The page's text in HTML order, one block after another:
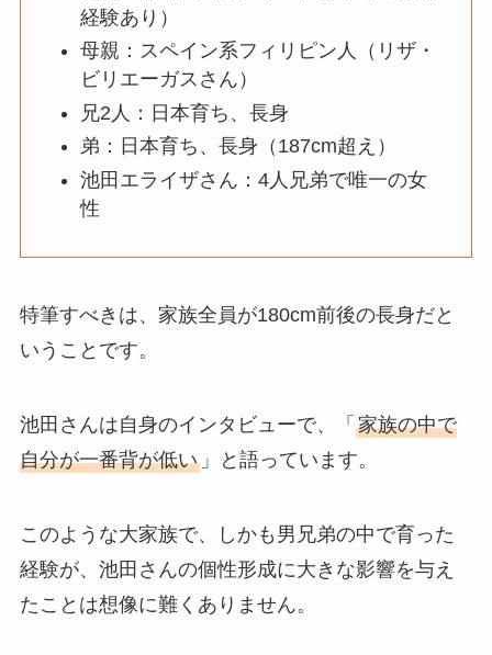
経験あり）
母親：スペイン系フィリピン人（リザ・
ビリエーガスさん）
兄2人：日本育ち、長身
弟：日本育ち、長身（187cm超え）
池田エライザさん：4人兄弟で唯一の女
性
特筆すべきは、家族全員が180cm前後の長身だと
いうことです。
池田さんは自身のインタビューで、「 家族の中で
自分が一番背が低い」と語っています。
このような大家族で、しかも男兄弟の中で育った
経験が、池田さんの個性形成に大きな影響を与え
たことは想像に難くありません。